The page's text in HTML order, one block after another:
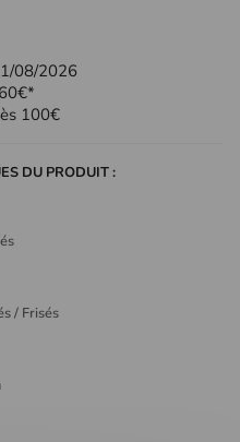
08/2026
100€
DU PRODUIT :
/ Frisés